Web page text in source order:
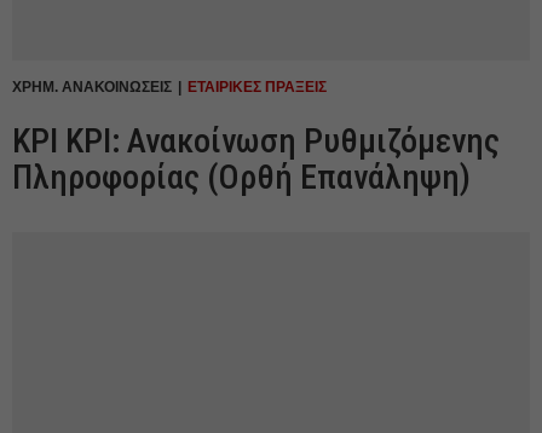
ΧΡΗΜ. ΑΝΑΚΟΙΝΩΣΕΙΣ ΕΤΑΙΡΙΚΕΣ ΠΡΑΞΕΙΣ
ΚΡΙ ΚΡΙ: Ανακοίνωση Ρυθμιζόμενης
Πληροφορίας (Ορθή Επανάληψη)